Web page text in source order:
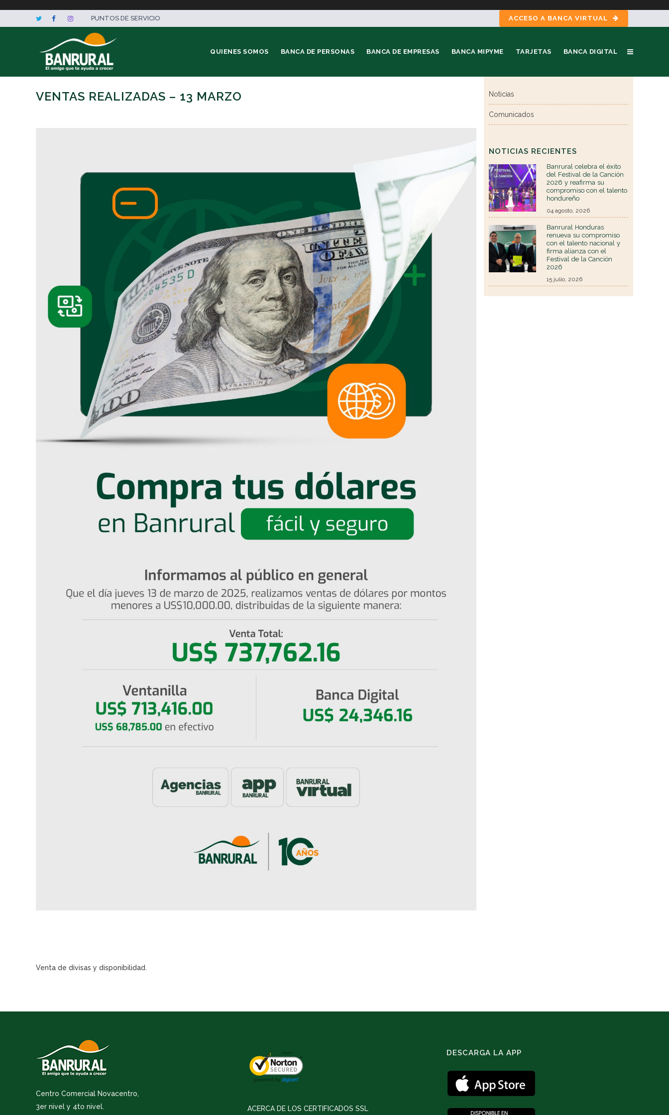
PUNTOS DE SERVICIO ACCESO A BANCA VIRTUAL
QUIENES SOMOS BANCA DE PERSONAS BANCA DE EMPRESAS BANCA MIPYME TARJETAS BANCA DIGITAL
VENTAS REALIZADAS – 13 MARZO
Venta de divisas y disponibilidad.
Noticias
Comunicados
NOTICIAS RECIENTES
Banrural celebra el éxito
del Festival de la Canción
2026 y reafirma su
compromiso con el talento
hondureño
04 agosto, 2026
Banrural Honduras
renueva su compromiso
con el talento nacional y
firma alianza con el
Festival de la Canción
2026
15 julio, 2026
Centro Comercial Novacentro,
3er nivel y 4to nivel.
ACERCA DE LOS CERTIFICADOS SSL
DESCARGA LA APP